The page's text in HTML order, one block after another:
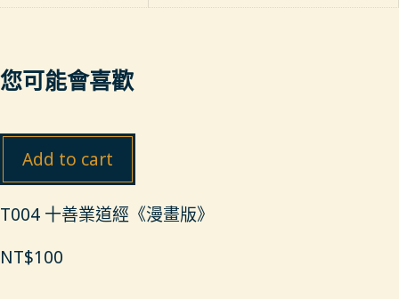
您可能會喜歡
Add to cart
T004 十善業道經《漫畫版》
NT$100